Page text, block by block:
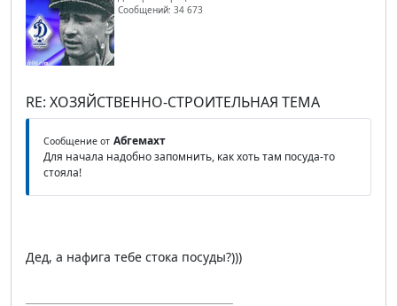
Сообщений: 34 673
RE: ХОЗЯЙСТВЕННО-СТРОИТЕЛЬНАЯ ТЕМА
Сообщение от Абгемахт
Для начала надобно запомнить, как хоть там посуда-то
стояла!
Дед, а нафига тебе стока посуды?)))